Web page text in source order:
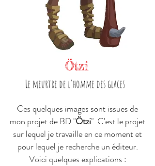
Ötzi
Le meurtre de l'homme des glaces
Ces quelques images sont issues de
mon projet de BD "Ötzi". C'est le projet
sur lequel je travaille en ce moment et
pour lequel je recherche un éditeur.
Voici quelques explications :